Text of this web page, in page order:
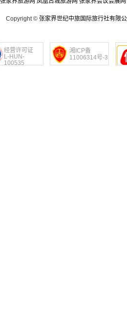
Copyright © 张家界世纪中旅国际旅行社有限
经营许可证
L-HUN-
100535
湘ICP备
11006314号-3